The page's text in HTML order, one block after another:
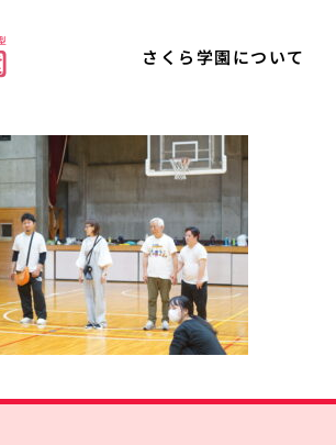
さくら学園について